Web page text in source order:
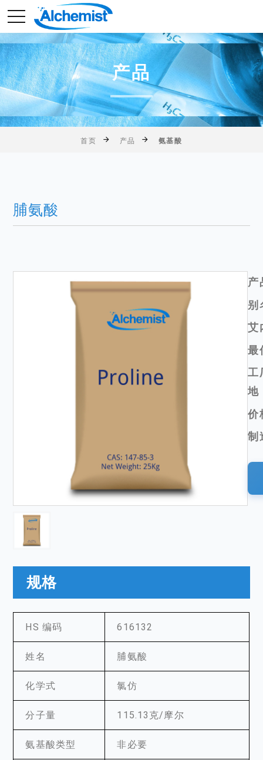
产品
首页 产品 氨基酸
脯氨酸
产
别
艾
最
工
地
价
制
规格
HS 编码 616132
姓名 脯氨酸
化学式 氯仿
分子量 115.13克/摩尔
氨基酸类型 非必要